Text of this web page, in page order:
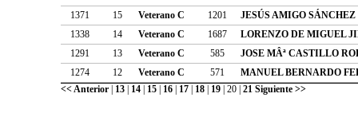
1371
15 Veterano C 1201
JESÚS AMIGO SÁNCHEZ
1338
14 Veterano C 1687
LORENZO DE MIGUEL
1291
13 Veterano C 585
JOSE MÂª CASTILLO
1274
12 Veterano C 571
MANUEL BERNARDO
<< Anterior | 13 | 14 | 15 | 16 | 17 | 18 | 19 | 20 | 21 Siguiente >>